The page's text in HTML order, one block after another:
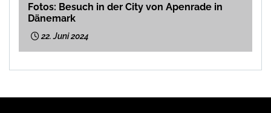
Fotos: Besuch in der City von Apenrade in
Dänemark
22. Juni 2024